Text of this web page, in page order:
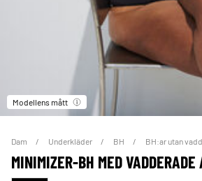
Modellens mått
Dam Underkläder BH BH:ar utan
MINIMIZER-BH MED VADDERADE